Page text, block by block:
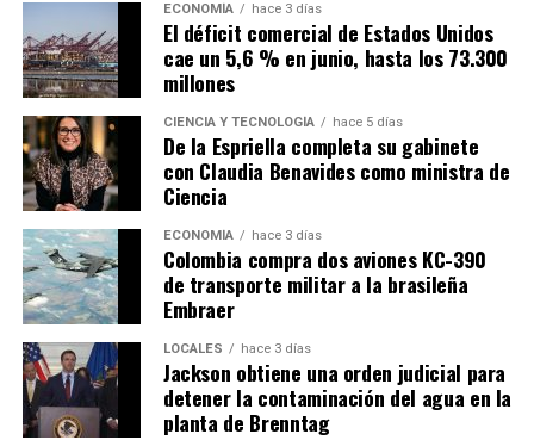
ECONOMÍA hace 3 días
El déficit comercial de Estados Unidos
cae un 5,6 % en junio, hasta los 73.300
millones
CIENCIA Y TECNOLOGÍA hace 5 días
De la Espriella completa su gabinete
con Claudia Benavides como ministra de
Ciencia
ECONOMÍA hace 3 días
Colombia compra dos aviones KC-390
de transporte militar a la brasileña
Embraer
LOCALES hace 3 días
Jackson obtiene una orden judicial para
detener la contaminación del agua en la
planta de Brenntag